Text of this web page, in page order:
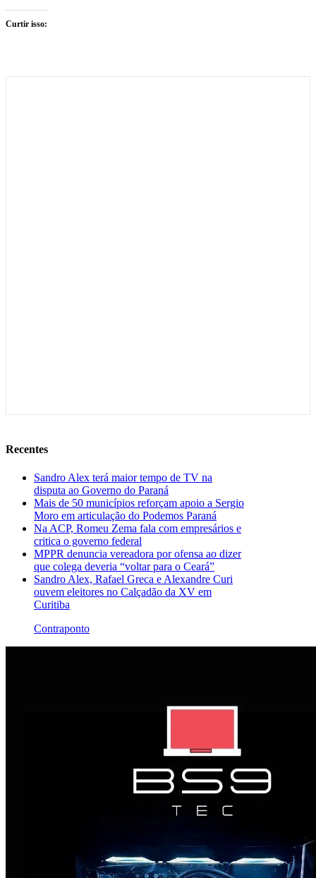
Curtir isso:
Recentes
Sandro Alex terá maior tempo de TV na
disputa ao Governo do Paraná
Mais de 50 municípios reforçam apoio a Sergio
Moro em articulação do Podemos Paraná
Na ACP, Romeu Zema fala com empresários e
critica o governo federal
MPPR denuncia vereadora por ofensa ao dizer
que colega deveria “voltar para o Ceará”
Sandro Alex, Rafael Greca e Alexandre Curi
ouvem eleitores no Calçadão da XV em
Curitiba
Contraponto